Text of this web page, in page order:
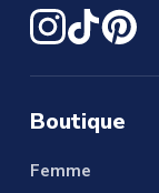
Boutique
Femme